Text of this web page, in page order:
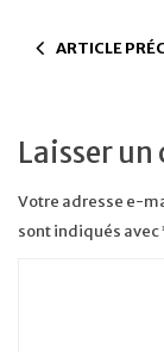
ARTICLE
Laisser
Votre adresse e-
sont indiqués avec